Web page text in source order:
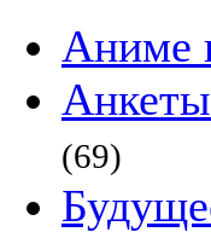
Аниме
(69)